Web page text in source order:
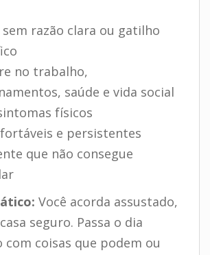
razão clara ou gatilho
no trabalho,
saúde e vida social
físicos
e persistentes
que não consegue
Você acorda assustado,
seguro. Passa o dia
com coisas que podem ou